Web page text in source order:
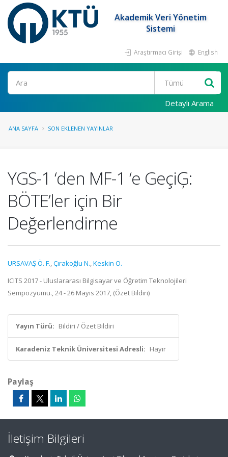
Akademik Veri Yönetim
Sistemi
Araştırmacı Girişi English
Ara
Detaylı Arama
ANA SAYFA SON EKLENEN YAYINLAR
YGS-1 ‘den MF-1 ‘e GeçiĢ:
BÖTE’ler için Bir
Değerlendirme
URSAVAŞ Ö. F.,Çırakoğlu N.,Keskin O.
ICITS 2017 - Uluslararası Bilgisayar ve Öğretim Teknolojileri
Sempozyumu., 24 - 26 Mayıs 2017, (Özet Bildiri)
Yayın Türü: Bildiri / Özet Bildiri
Karadeniz Teknik Üniversitesi Adresli: Hayır
Paylaş
İletişim Bilgileri